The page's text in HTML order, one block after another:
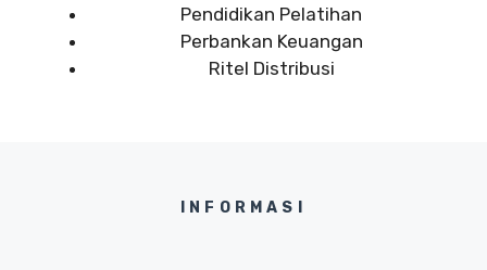
Pendidikan Pelatihan
Perbankan Keuangan
Ritel Distribusi
INFORMASI